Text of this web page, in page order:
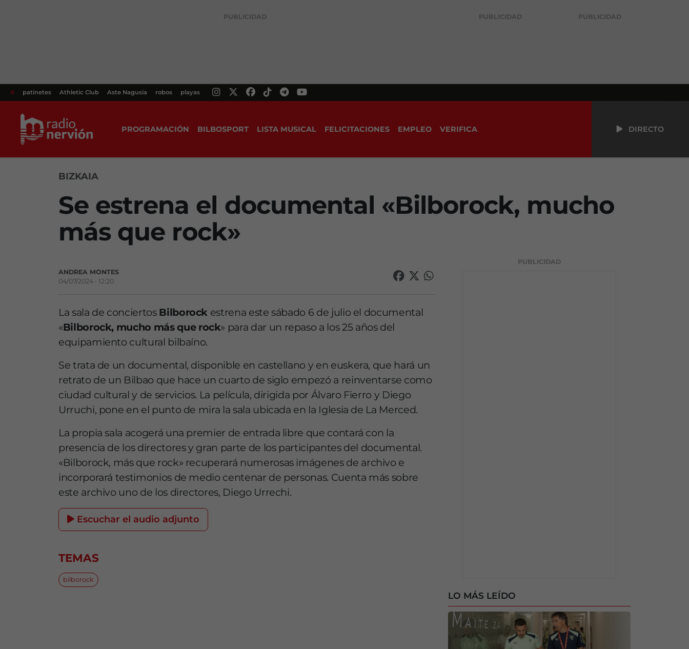
PUBLICIDAD PUBLICIDAD PUBLICIDAD
# patinetes Athletic Club Aste Nagusia robos playas
PROGRAMACIÓN BILBOSPORT LISTA MUSICAL FELICITACIONES EMPLEO VERIFICA DIRECTO
BIZKAIA
Se estrena el documental «Bilborock, mucho
más que rock»
ANDREA MONTES
04/07/2024 • 12:20
La sala de conciertos Bilborock estrena este sábado 6 de julio el documental
«Bilborock, mucho más que rock» para dar un repaso a los 25 años del
equipamiento cultural bilbaíno.
Se trata de un documental, disponible en castellano y en euskera, que hará un
retrato de un Bilbao que hace un cuarto de siglo empezó a reinventarse como
ciudad cultural y de servicios. La película, dirigida por Álvaro Fierro y Diego
Urruchi, pone en el punto de mira la sala ubicada en la Iglesia de La Merced.
La propia sala acogerá una premier de entrada libre que contará con la
presencia de los directores y gran parte de los participantes del documental.
«Bilborock, más que rock» recuperará numerosas imágenes de archivo e
incorporará testimonios de medio centenar de personas. Cuenta más sobre
este archivo uno de los directores, Diego Urrechi.
Escuchar el audio adjunto
TEMAS
bilborock
PUBLICIDAD
LO MÁS LEÍDO